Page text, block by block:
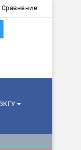
Сравнение